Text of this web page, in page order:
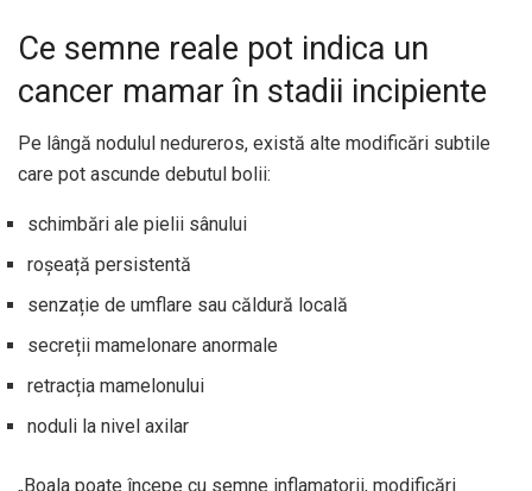
Ce semne reale pot indica un
cancer mamar în stadii incipiente
Pe lângă nodulul nedureros, există alte modificări subtile
care pot ascunde debutul bolii:
schimbări ale pielii sânului
roșeață persistentă
senzație de umflare sau căldură locală
secreții mamelonare anormale
retracția mamelonului
noduli la nivel axilar
„Boala poate începe cu semne inflamatorii, modificări